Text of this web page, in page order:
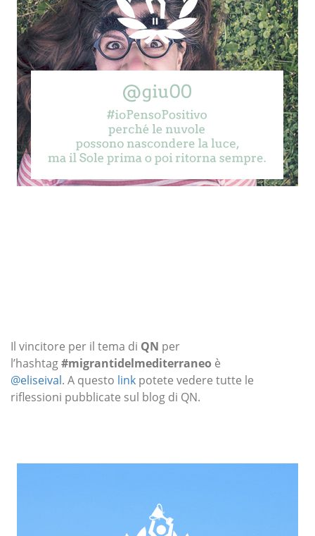
Il vincitore per il tema di QN per
l’hashtag#migrantidelmediterraneo è
@eliseival. A questo link potete vedere tutte le
riflessioni pubblicate sul blog di QN.